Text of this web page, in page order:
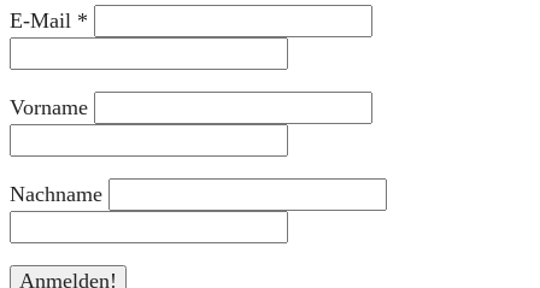
E-Mail *
Vorname
Nachname